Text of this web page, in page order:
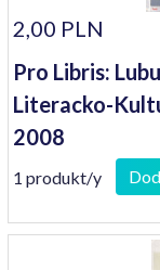
2,00 PLN
Pro Libris:
Literacko-
2008
1 produkt/y